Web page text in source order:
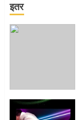
इतर